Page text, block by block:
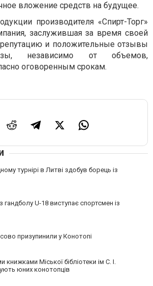
вложение средств на будущее.
производителя «Спирт-Торг»
заслужившая за время своей
и положительные отзывы
независимо от объемов,
оговоренным срокам.
турнірі в Литві здобув борець із
гандболу U-18 виступає спортсмен із
призупинили у Конотопі
Міської бібліотеки ім С. І.
юних конотопців